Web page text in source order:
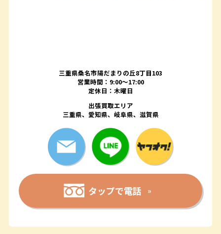
三重県桑名市陽だまりの丘8丁目103
営業時間：9:00〜17:00
定休日：木曜日
出張買取エリア
三重県、愛知県、岐阜県、滋賀県
タップで電話